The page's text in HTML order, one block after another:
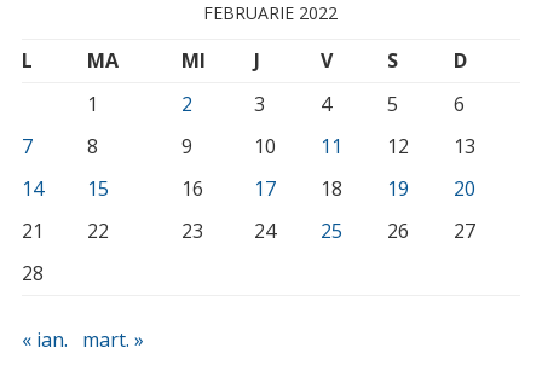
FEBRUARIE 2022
L MA MI J V S
D
1
2 3 4 5
6
7
8 9 10 11 12
13
14
15 16 17 18 19
20
21
22 23 24 25 26
27
28
« ian. mart. »